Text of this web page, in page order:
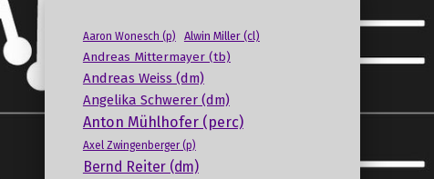
Aaron Wonesch (p) Alwin Miller (cl)
Andreas Mittermayer (tb)
Andreas Weiss (dm)
Angelika Schwerer (dm)
Anton Mühlhofer (perc)
Axel Zwingenberger (p)
Bernd Reiter (dm)